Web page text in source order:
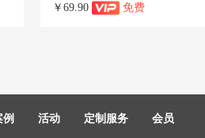
￥69.90 免费
例 活动 定制服务 会员